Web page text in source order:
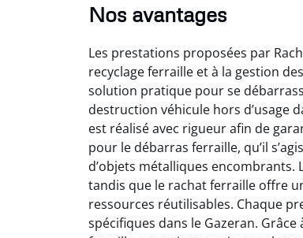
Nos avantages
Les prestations proposées par
recyclage ferraille et à la gestion
solution pratique pour se
destruction véhicule hors d’usage
est réalisé avec rigueur afin de
pour le débarras ferraille, qu’il
d’objets métalliques
tandis que le rachat ferraille offre
ressources réutilisables. Chaque
spécifiques dans le Gazeran. Grâce